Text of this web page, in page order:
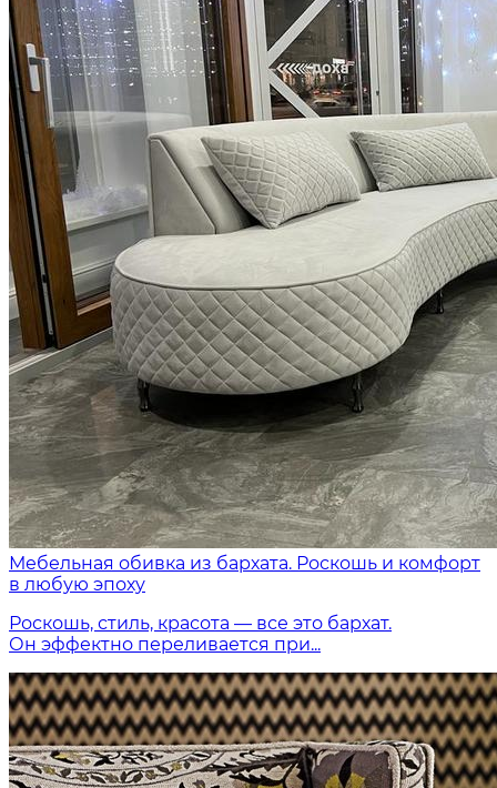
Мебельная обивка из бархата. Роскошь и комфорт
в любую эпоху
Роскошь, стиль, красота — все это бархат.
Он эффектно переливается при...